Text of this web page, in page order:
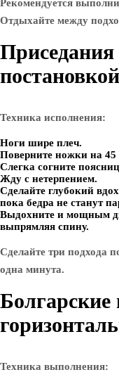
Рекомендуется
Отдыхайте между
Техника исполнения:
Ноги шире плеч.
Поверните ножки на 45
Слегка согните
Жду с нетерпением.
Сделайте глубокий
пока бедра не станут
Выдохните и мощным
выпрямляя спину.
Сделайте три подхода
одна минута.
Техника выполнения: